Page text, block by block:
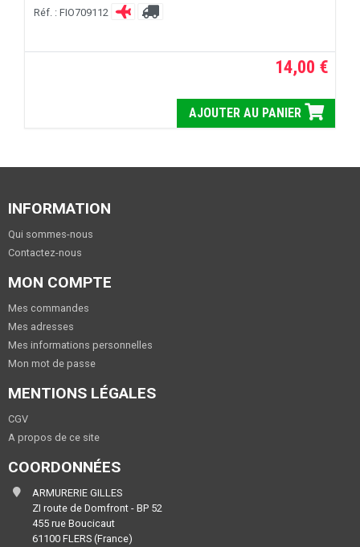
Réf. : FIO709112
14,00 €
AJOUTER AU PANIER
INFORMATION
Qui sommes-nous
Contactez-nous
MON COMPTE
Mes commandes
Mes adresses
Mes informations personnelles
Mon mot de passe
MENTIONS LÉGALES
CGV
A propos de ce site
COORDONNÉES
ARMURERIE GILLES
ZI route de Domfront - BP 52
455 rue Boucicaut
61100 FLERS (France)